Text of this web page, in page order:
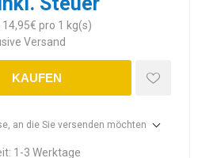
pro 1 kg(s)
Versand
KAUFEN
an die Sie versenden möchten
1-3 Werktage